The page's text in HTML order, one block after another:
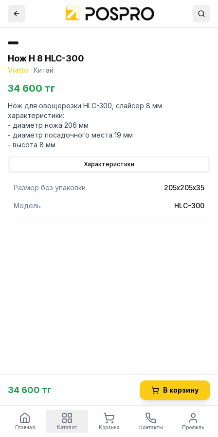
Нож H 8 HLC-300
Viatto · Китай
34 600 тг
Нож для овощерезки HLC-300, слайсер 8 мм
характеристики:
- диаметр ножа 206 мм
- диаметр посадочного места 19 мм
- высота 8 мм
Характеристики
Размер без упаковки 205х205х35
Модель HLC-300
34 600 тг В корзину
Главная Каталог Корзина Контакты Профиль